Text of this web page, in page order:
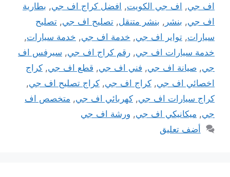
اف جي, اف جي الكويت, افضل كراج اف جي, بطارية
اف جي, بنشر , بنشر متنقل, تصليح اف جي, تصليح
سيارات, تواير اف جي, خدمة اف جي, خدمة سيارات,
خدمة سيارات اف جي, رقم كراج اف جي, سيرفس اف
جي, صيانة اف جي, فني اف جي, قطع اف جي, كراج
اخصائي اف جي, كراج اف جي, كراج تصليح اف جي,
كراج سيارات اف جي, كهربائي اف جي, متخصص اف
جي, ميكانيكي اف جي, ورشة اف جي
أضف تعليق